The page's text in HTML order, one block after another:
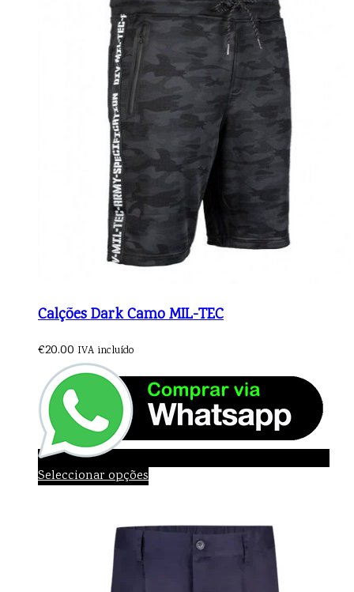
Calções Dark Camo MIL-TEC
€20.00 IVA incluído
Seleccionar opções